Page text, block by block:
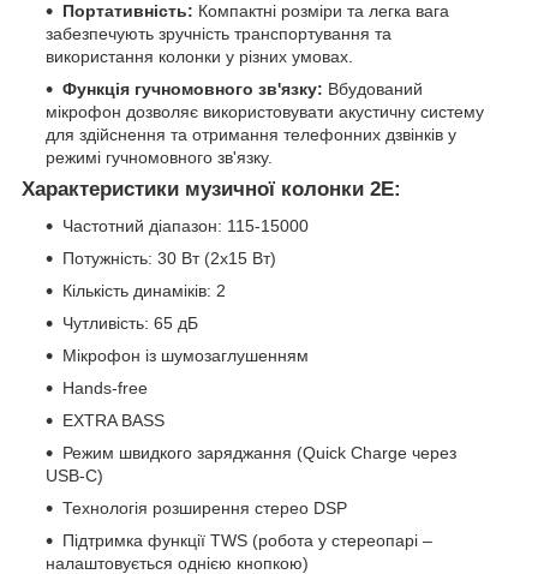
Портативність: Компактні розміри та легка вага
забезпечують зручність транспортування та
використання колонки у різних умовах.
Функція гучномовного зв'язку: Вбудований
мікрофон дозволяє використовувати акустичну систему
для здійснення та отримання телефонних дзвінків у
режимі гучномовного зв'язку.
Характеристики музичної колонки 2E:
Частотний діапазон: 115-15000
Потужність: 30 Вт (2x15 Вт)
Кількість динаміків: 2
Чутливість: 65 дБ
Мікрофон із шумозаглушенням
Hands-free
EXTRA BASS
Режим швидкого заряджання (Quick Charge через
USB-C)
Технологія розширення стерео DSP
Підтримка функції TWS (робота у стереопарі –
налаштовується однією кнопкою)